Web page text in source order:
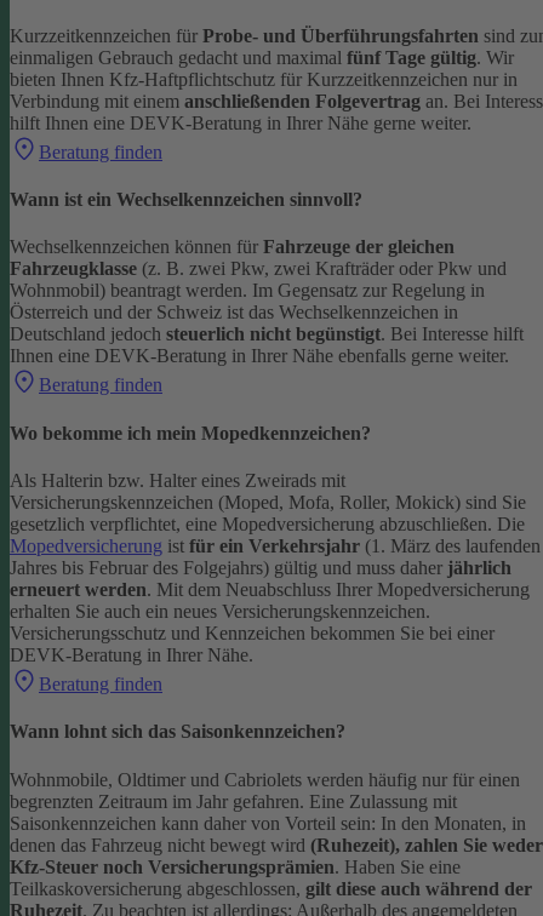
Kurzzeitkennzeichen für Probe- und Überführungsfahrten sind
einmaligen Gebrauch gedacht und maximal fünf Tage gültig. Wir
bieten Ihnen Kfz-Haftpflichtschutz für Kurzzeitkennzeichen nur in
Verbindung mit einem anschließenden Folgevertrag an. Bei
hilft Ihnen eine DEVK-Beratung in Ihrer Nähe gerne weiter.
Beratung finden
Wann ist ein Wechselkennzeichen sinnvoll?
Wechselkennzeichen können für Fahrzeuge der gleichen
Fahrzeugklasse (z. B. zwei Pkw, zwei Krafträder oder Pkw und
Wohnmobil) beantragt werden. Im Gegensatz zur Regelung in
Österreich und der Schweiz ist das Wechselkennzeichen in
Deutschland jedoch steuerlich nicht begünstigt. Bei Interesse hilft
Ihnen eine DEVK-Beratung in Ihrer Nähe ebenfalls gerne weiter.
Beratung finden
Wo bekomme ich mein Mopedkennzeichen?
Als Halterin bzw. Halter eines Zweirads mit
Versicherungskennzeichen (Moped, Mofa, Roller, Mokick) sind Sie
gesetzlich verpflichtet, eine Mopedversicherung abzuschließen. Die
Mopedversicherung ist für ein Verkehrsjahr (1. März des laufenden
Jahres bis Februar des Folgejahrs) gültig und muss daher jährlich
erneuert werden. Mit dem Neuabschluss Ihrer Mopedversicherung
erhalten Sie auch ein neues Versicherungskennzeichen.
Versicherungsschutz und Kennzeichen bekommen Sie bei einer
DEVK-Beratung in Ihrer Nähe.
Beratung finden
Wann lohnt sich das Saisonkennzeichen?
Wohnmobile, Oldtimer und Cabriolets werden häufig nur für einen
begrenzten Zeitraum im Jahr gefahren. Eine Zulassung mit
Saisonkennzeichen kann daher von Vorteil sein: In den Monaten, in
denen das Fahrzeug nicht bewegt wird (Ruhezeit), zahlen Sie weder
Kfz-Steuer noch Versicherungsprämien. Haben Sie eine
Teilkaskoversicherung abgeschlossen, gilt diese auch während der
Ruhezeit. Zu beachten ist allerdings: Außerhalb des angemeldeten